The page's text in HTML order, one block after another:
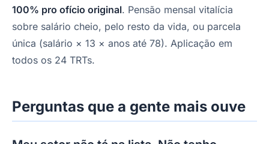
100% pro ofício original. Pensão mensal vitalícia
sobre salário cheio, pelo resto da vida, ou parcela
única (salário × 13 × anos até 78). Aplicação em
todos os 24 TRTs.
Perguntas que a gente mais ouve